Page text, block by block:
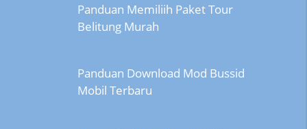
Panduan Memiliih Paket Tour
Belitung Murah
Panduan Download Mod Bussid
Mobil Terbaru